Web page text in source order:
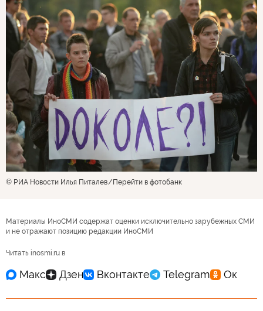
© РИА Новости Илья Питалев Перейти в фотобанк
Материалы ИноСМИ содержат оценки исключительно зарубежных СМИ
и не отражают позицию редакции ИноСМИ
Читать inosmi.ru в